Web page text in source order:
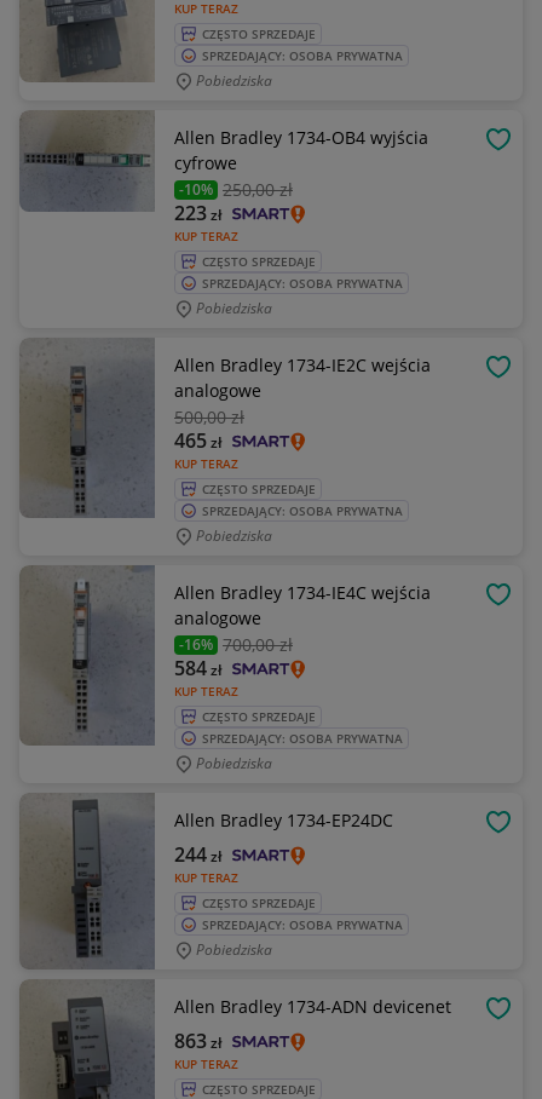
KUP TERAZ
CZĘSTO SPRZEDAJE
SPRZEDAJĄCY: OSOBA PRYWATNA
Pobiedziska
Allen Bradley 1734-OB4 wyjścia
cyfrowe
-10% 250,00 zł
KUP TERAZ
223zł
CZĘSTO SPRZEDAJE
SPRZEDAJĄCY: OSOBA PRYWATNA
Pobiedziska
Allen Bradley 1734-IE2C wejścia
analogowe
500,00 zł
KUP TERAZ
465zł
CZĘSTO SPRZEDAJE
SPRZEDAJĄCY: OSOBA PRYWATNA
Pobiedziska
Allen Bradley 1734-IE4C wejścia
analogowe
-16% 700,00 zł
KUP TERAZ
584zł
CZĘSTO SPRZEDAJE
SPRZEDAJĄCY: OSOBA PRYWATNA
Pobiedziska
Allen Bradley 1734-EP24DC
KUP TERAZ
244zł
CZĘSTO SPRZEDAJE
SPRZEDAJĄCY: OSOBA PRYWATNA
Pobiedziska
Allen Bradley 1734-ADN devicenet
KUP TERAZ
863zł
CZĘSTO SPRZEDAJE